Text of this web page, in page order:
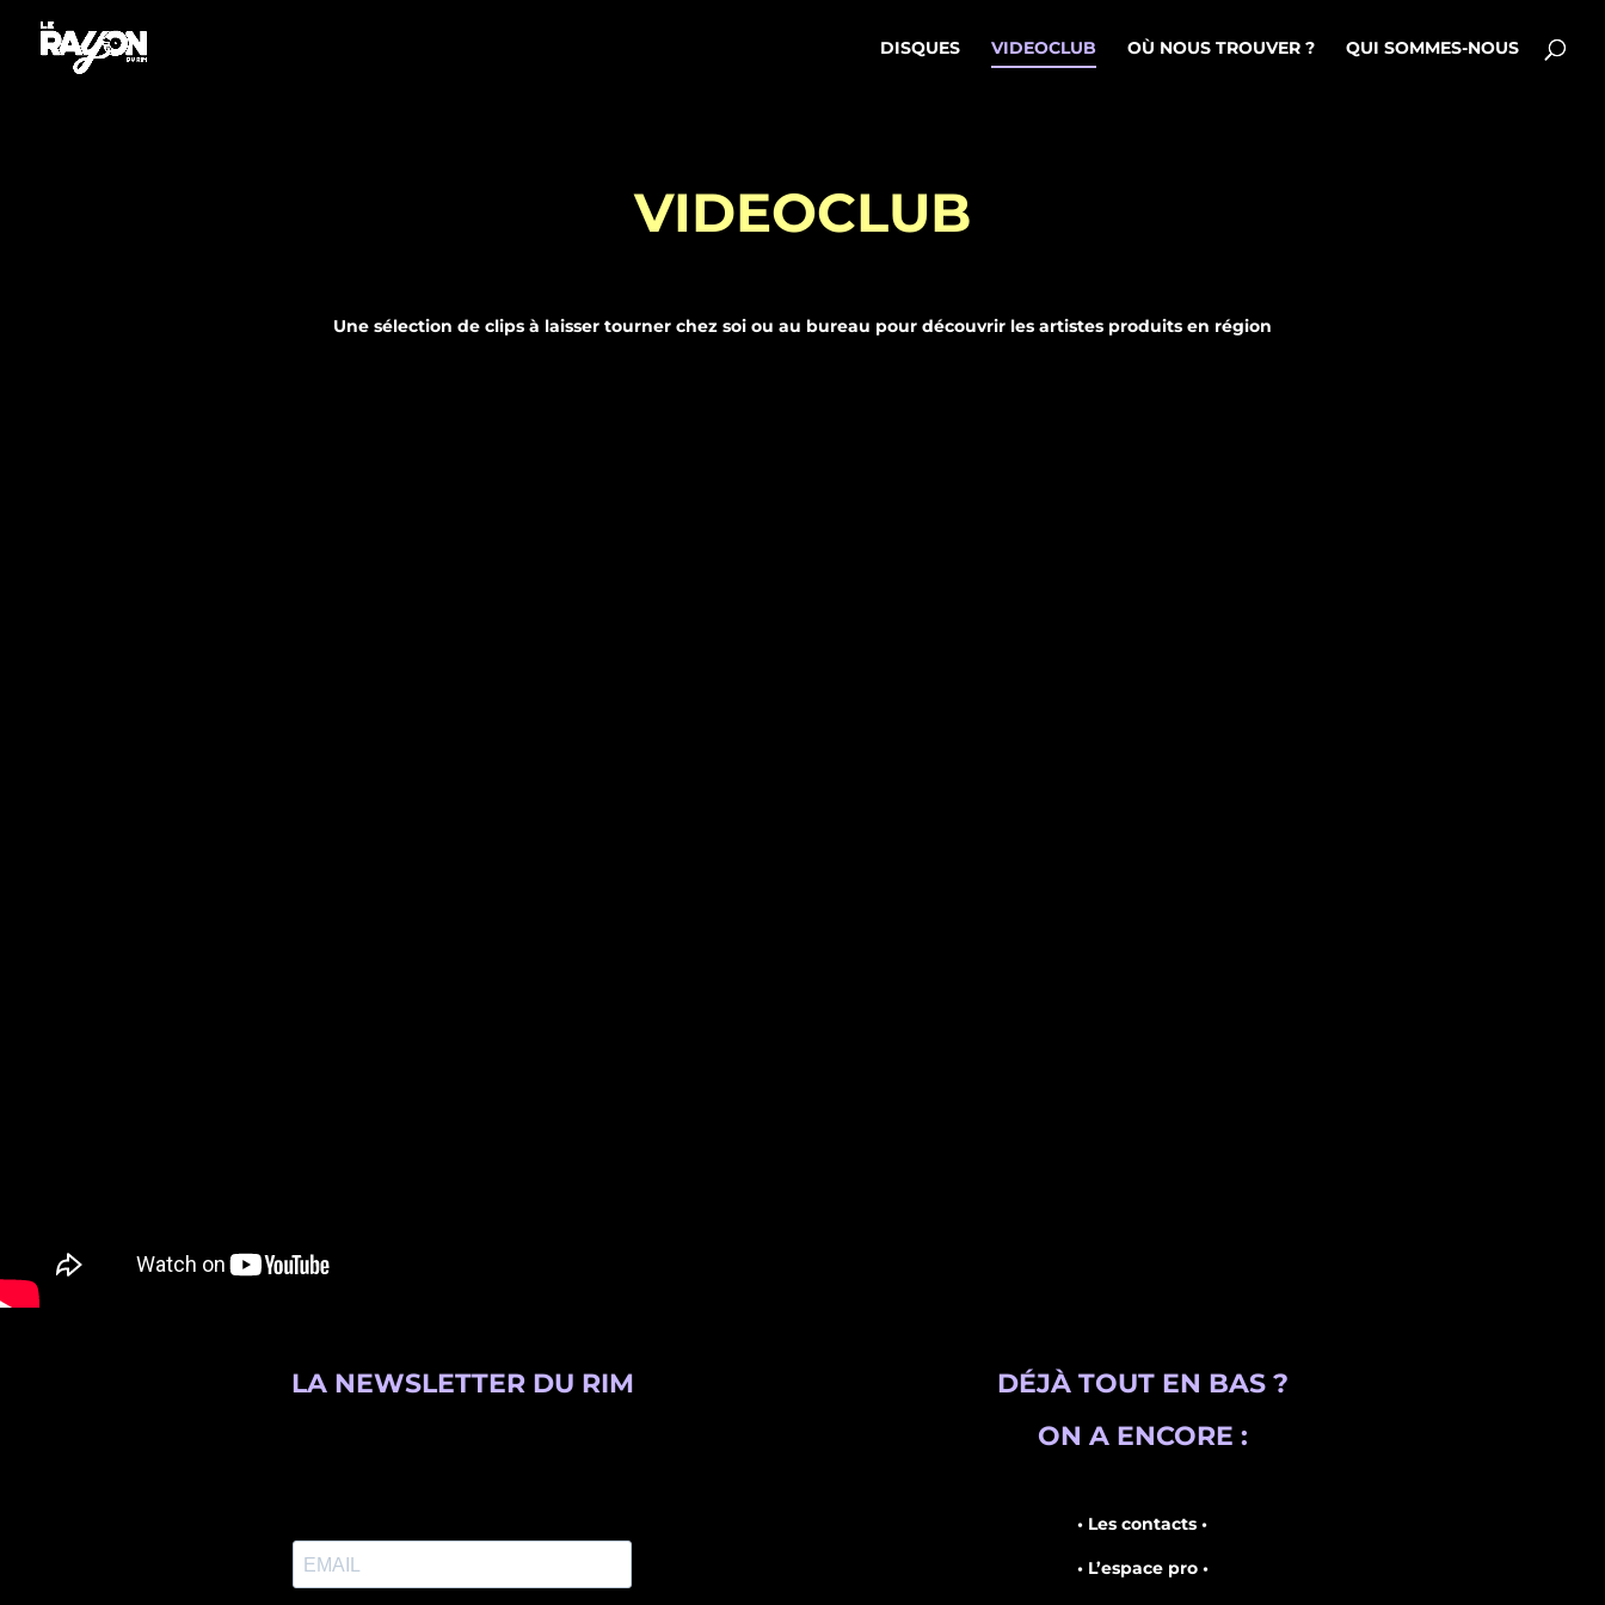
DISQUES VIDEOCLUB OÙ NOUS TROUVER ? QUI SOMMES-NOUS
VIDEOCLUB
Une sélection de clips à laisser tourner chez soi ou au bureau pour découvrir les artistes produits en région
LA NEWSLETTER DU RIM
DÉJÀ TOUT EN BAS ?
ON A ENCORE :
• Les contacts •
• L’espace pro •